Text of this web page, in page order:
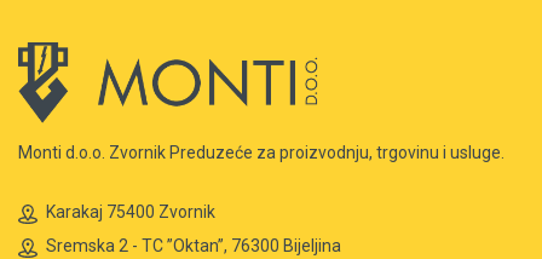
Monti d.o.o. Zvornik Preduzeće za proizvodnju, trgovinu i usluge.
Karakaj 75400 Zvornik
Sremska 2 - TC ”Oktan”, 76300 Bijeljina